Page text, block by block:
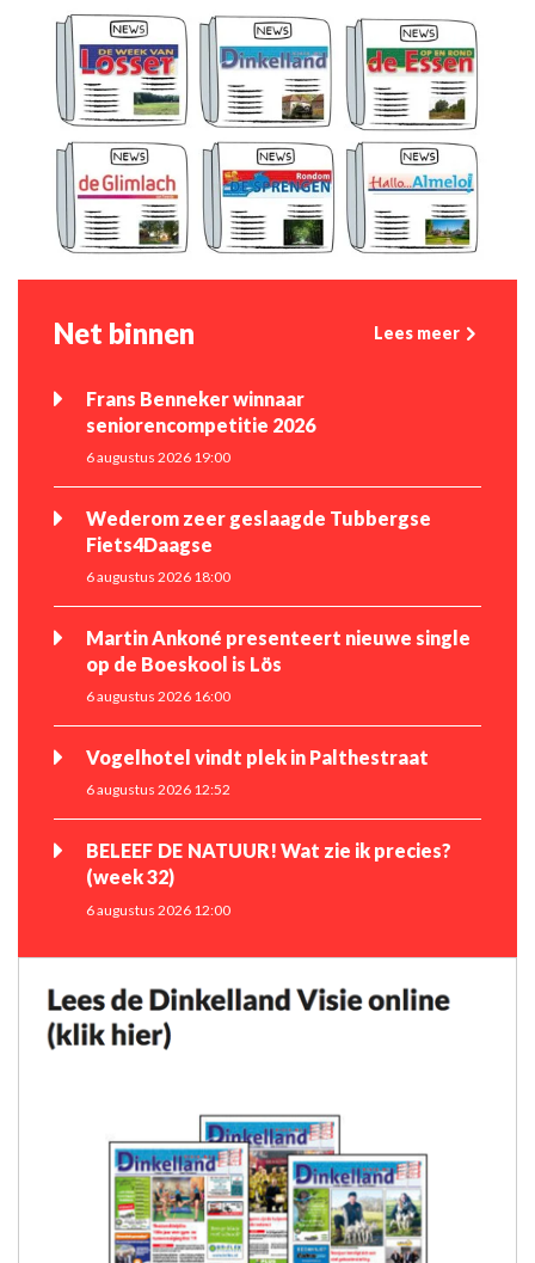
Net binnen Lees meer
Frans Benneker winnaar
seniorencompetitie 2026
6 augustus 2026 19:00
Wederom zeer geslaagde Tubbergse
Fiets4Daagse
6 augustus 2026 18:00
Martin Ankoné presenteert nieuwe single
op de Boeskool is Lös
6 augustus 2026 16:00
Vogelhotel vindt plek in Palthestraat
6 augustus 2026 12:52
BELEEF DE NATUUR! Wat zie ik precies?
(week 32)
6 augustus 2026 12:00